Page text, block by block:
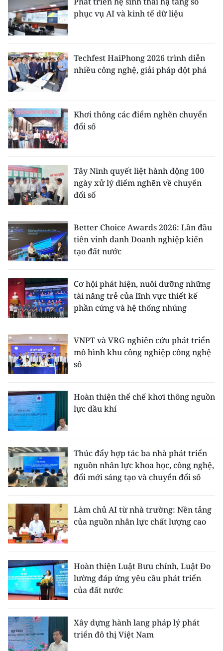
phục vụ AI và kinh tế dữ liệu
Techfest HaiPhong 2026 trình diễn
nhiều công nghệ, giải pháp đột phá
Khơi thông các điểm nghẽn chuyển
đổi số
Tây Ninh quyết liệt hành động 100
ngày xử lý điểm nghẽn về chuyển
đổi số
Better Choice Awards 2026: Lần đầu
tiên vinh danh Doanh nghiệp kiến
tạo đất nước
Cơ hội phát hiện, nuôi dưỡng những
tài năng trẻ của lĩnh vực thiết kế
phần cứng và hệ thống nhúng
VNPT và VRG nghiên cứu phát triển
mô hình khu công nghiệp công nghệ
số
Hoàn thiện thể chế khơi thông nguồn
lực dầu khí
Thúc đẩy hợp tác ba nhà phát triển
nguồn nhân lực khoa học, công nghệ,
đổi mới sáng tạo và chuyển đổi số
Làm chủ AI từ nhà trường: Nền tảng
của nguồn nhân lực chất lượng cao
Hoàn thiện Luật Bưu chính, Luật Đo
lường đáp ứng yêu cầu phát triển
của đất nước
Xây dựng hành lang pháp lý phát
triển đô thị Việt Nam